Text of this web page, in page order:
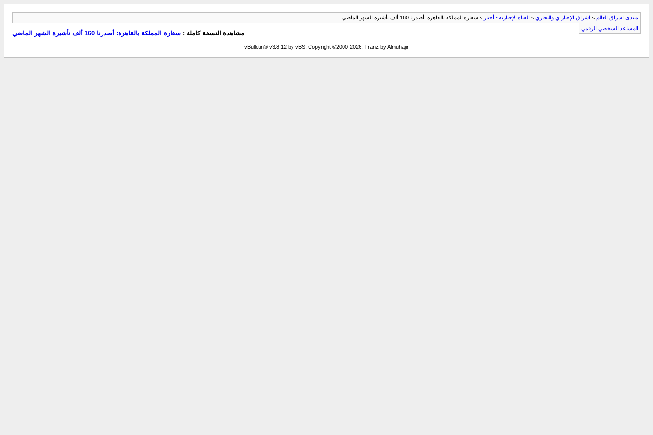
منتدى اشراق العالم > اشراق الإخبار ي والتجاري > القناة الإخبارية - أخبار > سفارة المملكة بالقاهرة: أصدرنا 160 ألف تأشيرة الشهر الماضي
المساعد الشخصي الرقمي
مشاهدة النسخة كاملة : سفارة المملكة بالقاهرة: أصدرنا 160 ألف تأشيرة الشهر الماضي
vBulletin® v3.8.12 by vBS, Copyright ©2000-2026, TranZ by Almuhajir